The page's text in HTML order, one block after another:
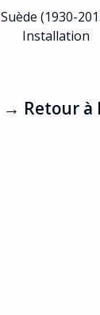
Suède (1930-
Installation
→ Retour à